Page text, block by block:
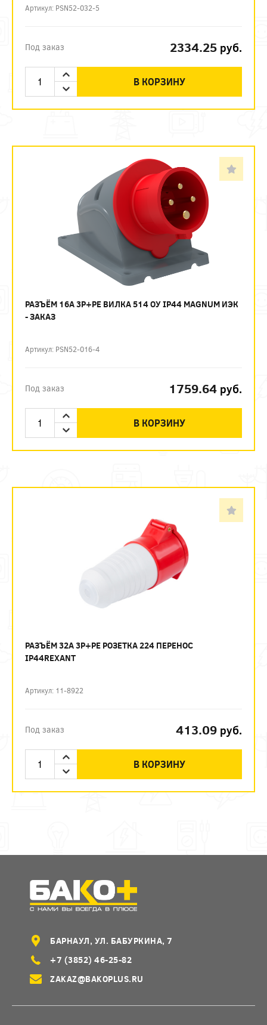
Артикул: PSN52-032-5
Под заказ 2334.25 руб.
В КОРЗИНУ
РАЗЪЁМ 16А 3P+PE ВИЛКА 514 ОУ IP44 MAGNUM ИЭК
- ЗАКАЗ
Артикул: PSN52-016-4
Под заказ 1759.64 руб.
В КОРЗИНУ
РАЗЪЁМ 32А 3P+PE РОЗЕТКА 224 ПЕРЕНОС
IP44REXANT
Артикул: 11-8922
Под заказ 413.09 руб.
В КОРЗИНУ
БАРНАУЛ, УЛ. БАБУРКИНА, 7
+7 (3852) 46-25-82
ZAKAZ@BAKOPLUS.RU